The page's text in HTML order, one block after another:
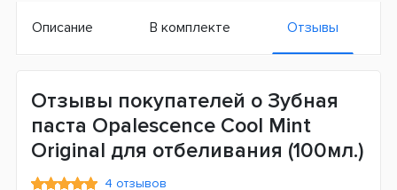
Описание В комплекте Отзывы
Отзывы покупателей о Зубная
паста Opalescence Cool Mint
Original для отбеливания (100мл.)
4 отзывов